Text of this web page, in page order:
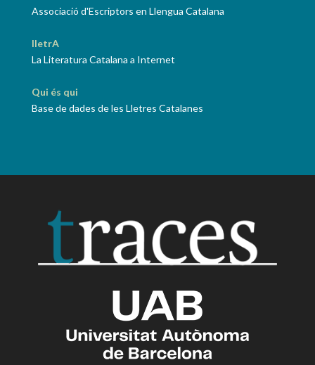
Associació d'Escriptors en Llengua Catalana
lletrA
La Literatura Catalana a Internet
Qui és qui
Base de dades de les Lletres Catalanes